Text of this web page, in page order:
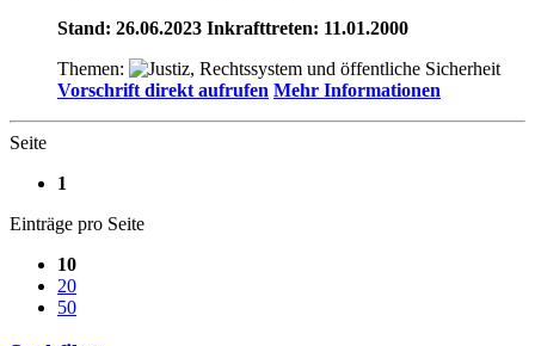
Stand: 26.06.2023 Inkrafttreten: 11.01.2000
Themen:
Vorschrift direkt aufrufen Mehr Informationen
Seite
1
Einträge pro Seite
10
20
50